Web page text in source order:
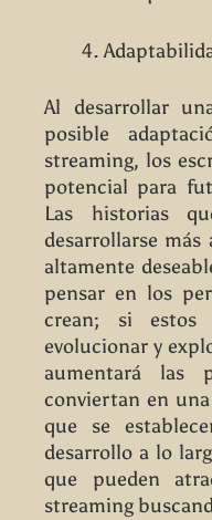
Al desarrollar
posible
streaming, los
potencial para
Las historias
desarrollarse
altamente
pensar en los
crean; si estos
evolucionar y
aumentará las
conviertan en
que se
desarrollo a lo
que pueden
streaming